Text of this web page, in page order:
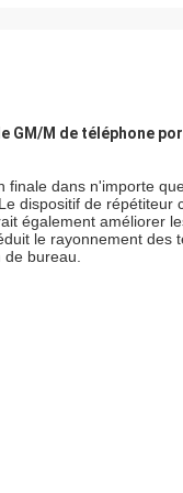
GM/M de téléphone
dans n'importe
dispositif de répétiteur
également améliorer
le rayonnement
bureau.